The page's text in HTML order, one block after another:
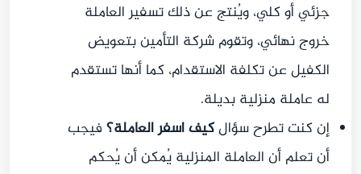
جزئي أو كلي، ويُنتج عن ذلك تسفير العاملة
خروج نهائي، وتقوم شركة التأمين بتعويض
الكفيل عن تكلفة الاستقدام، كما أنها تستقدم
له عاملة منزلية بديلة.
إن كنت تطرح سؤالكيف اسفر العاملة؟ فيجب
أن تعلم أن العاملة المنزلية يُمكن أن يُحكم